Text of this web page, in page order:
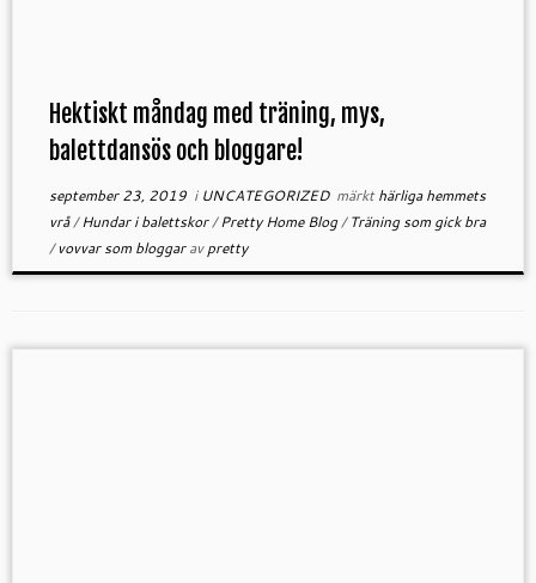
Hektiskt måndag med träning, mys,
balettdansös och bloggare!
september 23, 2019i UNCATEGORIZED märkthärliga hemmets
vrå/Hundar i balettskor/Pretty Home Blog/Träning som gick bra
/vovvar som bloggaravpretty